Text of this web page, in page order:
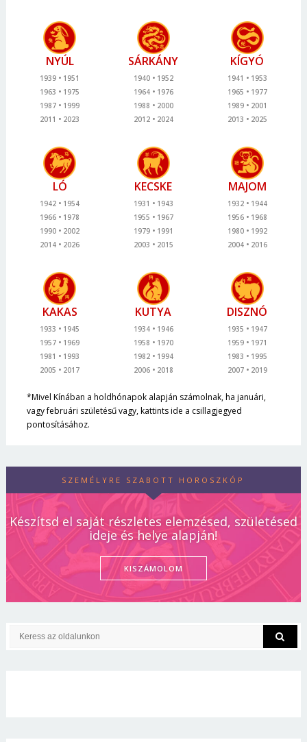
NYÚL
1939
1951
1963
1975
1987
1999
2011
2023
SÁRKÁNY
1940
1952
1964
1976
1988
2000
2012
2024
KÍGYÓ
1941
1953
1965
1977
1989
2001
2013
2025
LÓ
1942
1954
1966
1978
1990
2002
2014
2026
KECSKE
1931
1943
1955
1967
1979
1991
2003
2015
MAJOM
1932
1944
1956
1968
1980
1992
2004
2016
KAKAS
1933
1945
1957
1969
1981
1993
2005
2017
KUTYA
1934
1946
1958
1970
1982
1994
2006
2018
DISZNÓ
1935
1947
1959
1971
1983
1995
2007
2019
*Mivel Kínában a holdhónapok alapján számolnak, ha januári,
vagy februári születésű vagy, kattints ide a csillagjegyed
pontosításához.
SZEMÉLYRE SZABOTT HOROSZKÓP
Készítsd el saját részletes elemzésed, születésed
ideje és helye alapján!
KISZÁMOLOM